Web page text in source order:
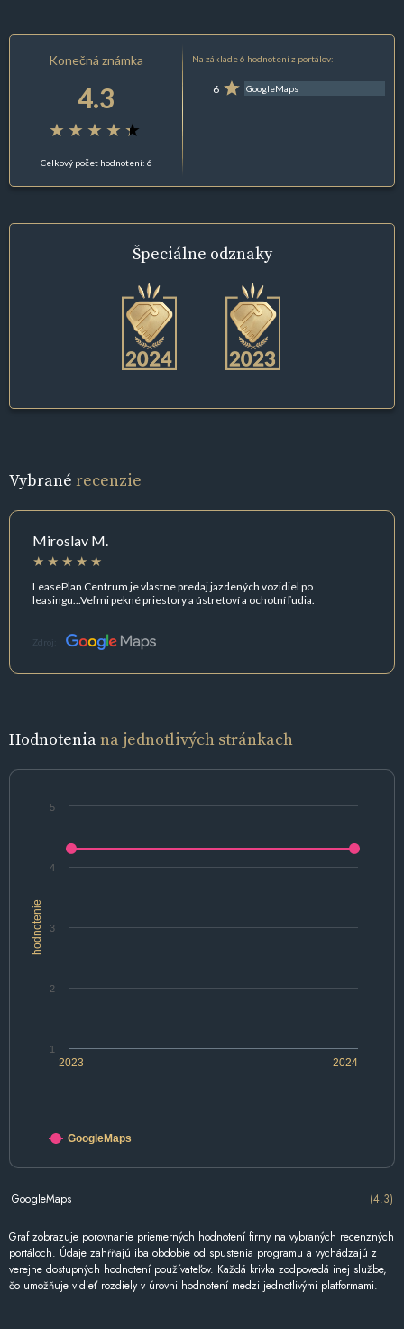
Konečná známka
4.3
Celkový počet hodnotení: 6
Na základe 6 hodnotení z portálov:
6 GoogleMaps
Špeciálne odznaky
Vybrané recenzie
Miroslav M.
LeasePlan Centrum je vlastne predaj jazdených vozidiel po
leasingu...Veľmi pekné priestory a ústretoví a ochotní ľudia.
Zdroj:
Hodnoteniana jednotlivých stránkach
hodnotenie
2023 2024
1
2
3
4
5
GoogleMaps
GoogleMaps (4.3)
Graf zobrazuje porovnanie priemerných hodnotení firmy na vybraných recenzných
portáloch. Údaje zahŕňajú iba obdobie od spustenia programu a vychádzajú z
verejne dostupných hodnotení používateľov. Každá krivka zodpovedá inej službe,
čo umožňuje vidieť rozdiely v úrovni hodnotení medzi jednotlivými platformami.